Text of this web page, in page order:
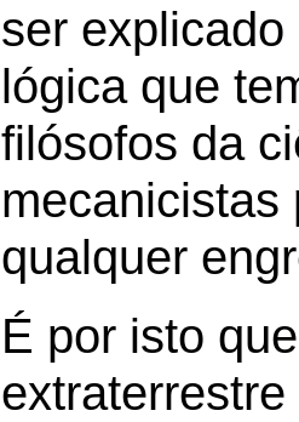
ser
lógica que
filósofos da
mecanicistas
qualquer
É por isto